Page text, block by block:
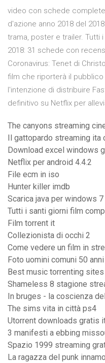
video con schede
d'azione anno 2018 del
trama, poster e trailer. Tutti
2018: 31 schede con
Coronavirus: Tenet di
film che riporterà il
l'intenzione di distribuire
definitivo su Netflix per
The canyons streaming
Il gattopardo streaming ita
Download excel windows
Netflix per android 4.4.2
File ecm in iso
Hunter killer imdb
Scarica java per windows 7
Tutti i santi giorni film
Film torrent it
Collezionista di occhi 2
Come vedere un film in
Foto uomini comuni 50 anni
Best music torrenting
Shameless 8 stagione
In bruges - la coscienza
The sims vita in città ps4
Utorrent downloads gratis
3 manifesti a ebbing
Spazio 1999 streaming
La ragazza del punk